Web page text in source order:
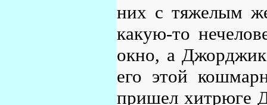
них с тяжелым
какую-то
окно, а Джорджик
его этой
пришел хитрюге